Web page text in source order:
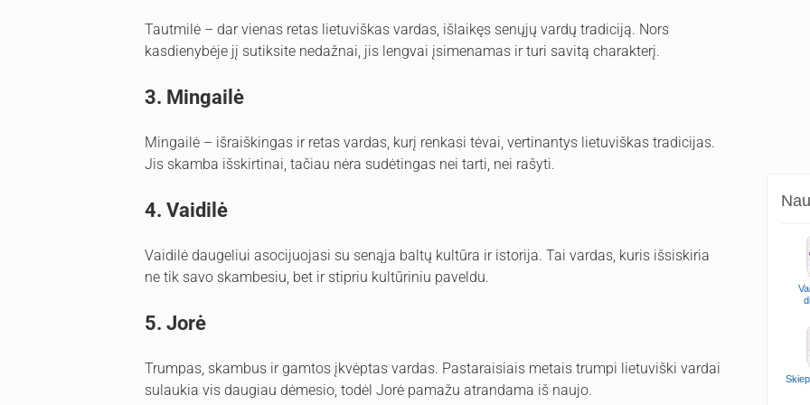
Tautmilė – dar vienas retas lietuviškas vardas, išlaikęs senųjų vardų tradiciją. Nors
kasdienybėje jį sutiksite nedažnai, jis lengvai įsimenamas ir turi savitą charakterį.
3. Mingailė
Mingailė – išraiškingas ir retas vardas, kurį renkasi tėvai, vertinantys lietuviškas tradicijas.
Jis skamba išskirtinai, tačiau nėra sudėtingas nei tarti, nei rašyti.
4. Vaidilė
Vaidilė daugeliui asocijuojasi su senąja baltų kultūra ir istorija. Tai vardas, kuris išsiskiria
ne tik savo skambesiu, bet ir stipriu kultūriniu paveldu.
5. Jorė
Trumpas, skambus ir gamtos įkvėptas vardas. Pastaraisiais metais trumpi lietuviški vardai
sulaukia vis daugiau dėmesio, todėl Jorė pamažu atrandama iš naujo.